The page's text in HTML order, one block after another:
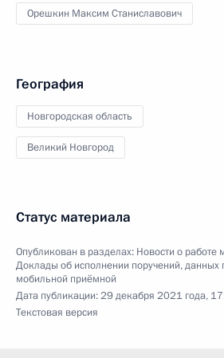
Орешкин Максим Станиславович
География
Новгородская область
Великий Новгород
Статус материала
Опубликован в разделах: Новости о работе
Доклады об исполнении поручений, данных
мобильной приёмной
Дата публикации:29 декабря 2021 года,
Текстовая версия